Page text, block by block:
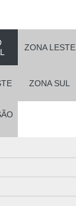
ZONA LESTE
ZONA SUL